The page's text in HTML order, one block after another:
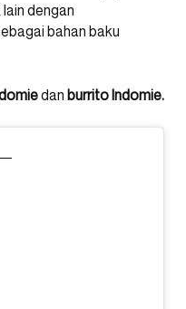
dengan
bahan baku
dan burrito Indomie.